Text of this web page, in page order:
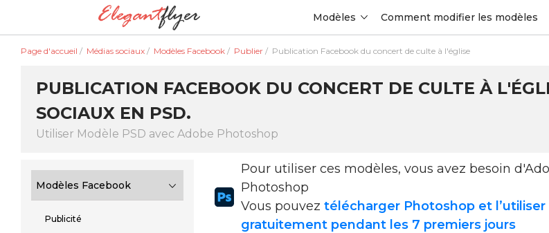
Modèles Comment modifier les modèles
Page d'accueil / Médias sociaux / Modèles Facebook / Publier / Publication Facebook du concert de culte à l'église
PUBLICATION FACEBOOK DU CONCERT DE CULTE À
SOCIAUX EN PSD.
Utiliser Modèle PSD avec Adobe Photoshop
Modèles Facebook
Publicité
Pour utiliser ces modèles, vous avez besoin
Photoshop
Vous pouveztélécharger Photoshop et l’utiliser
gratuitement pendant les 7 premiers jours